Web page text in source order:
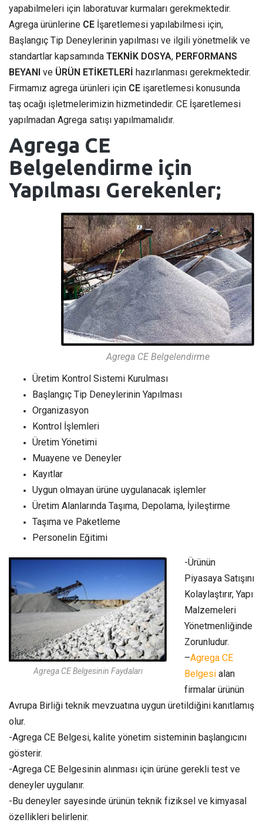
yapabilmeleri için laboratuvar kurmaları gerekmektedir.
Agrega ürünlerine CE İşaretlemesi yapılabilmesi için,
Başlangıç Tip Deneylerinin yapılması ve ilgili yönetmelik ve
standartlar kapsamında TEKNİK DOSYA, PERFORMANS
BEYANI ve ÜRÜN ETİKETLERİ hazırlanması gerekmektedir.
Firmamız agrega ürünleri için CE işaretlemesi konusunda
taş ocağı işletmelerimizin hizmetindedir. CE İşaretlemesi
yapılmadan Agrega satışı yapılmamalıdır.
Agrega CE
Belgelendirme için
Yapılması Gerekenler;
Agrega CE Belgelendirme
Üretim Kontrol Sistemi Kurulması
Başlangıç Tip Deneylerinin Yapılması
Organizasyon
Kontrol İşlemleri
Üretim Yönetimi
Muayene ve Deneyler
Kayıtlar
Uygun olmayan ürüne uygulanacak işlemler
Üretim Alanlarında Taşıma, Depolama, İyileştirme
Taşıma ve Paketleme
Personelin Eğitimi
Agrega CE Belgesinin Faydaları
-Ürünün
Piyasaya Satışını
Kolaylaştırır, Yapı
Malzemeleri
Yönetmenliğinde
Zorunludur.
–Agrega CE
Belgesi alan
firmalar ürünün
Avrupa Birliği teknik mevzuatına uygun üretildiğini kanıtlamış
olur.
-Agrega CE Belgesi, kalite yönetim sisteminin başlangıcını
gösterir.
-Agrega CE Belgesinin alınması için ürüne gerekli test ve
deneyler uygulanır.
-Bu deneyler sayesinde ürünün teknik fiziksel ve kimyasal
özellikleri belirlenir.